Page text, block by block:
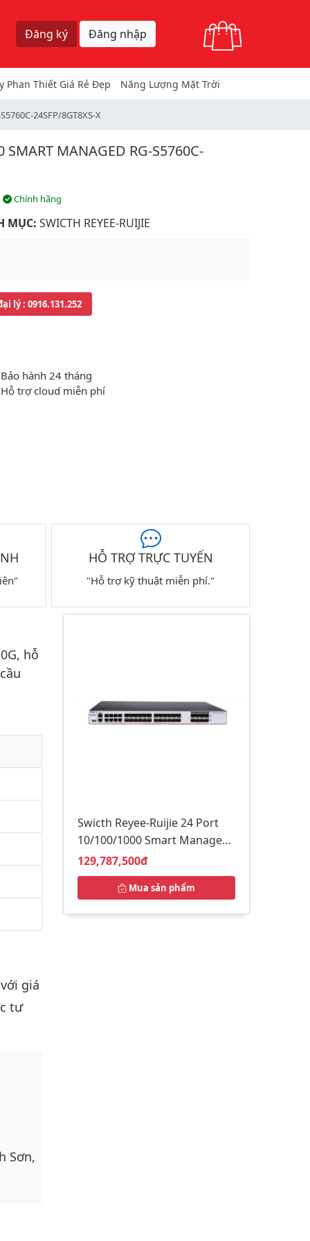
Đăng ký Đăng nhập
Phan Thiết Giá Rẻ Đẹp Năng Lượng Mặt Trời
24SFP/8GT8XS-X
SMART MANAGED RG-S5760C-
Chính hãng
MỤC: SWICTH REYEE-RUIJIE
lý: 0916.131.252
Bảo hành 24 tháng
Hỗ trợ cloud miễn phí
HỖ TRỢ TRỰC TUYẾN
"Hỗ trợ kỹ thuật miễn phí."
hỗ
giá
tư
Sơn,
Swicth Reyee-Ruijie 24 Port
10/100/1000 Smart Managed
RG-S5760C-24SFP/8GT8XS-X
Giá bán:
129,787,500đ
Mua sản phẩm